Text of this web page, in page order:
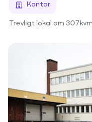
Kontor
Trevligt lokal om